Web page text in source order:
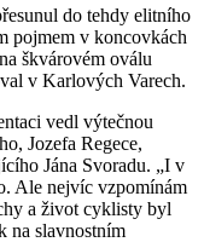
do tehdy elitního
pojmem v koncovkách
škvárovém oválu
v Karlových Varech.
vedl výtečnou
Jozefa Regece,
Jána Svoradu. „I v
Ale nejvíc vzpomínám
a život cyklisty byl
na slavnostním